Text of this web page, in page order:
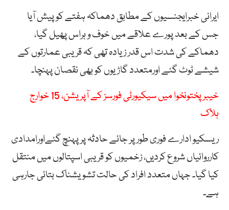
ایرانی خبرایجنسیوں کے مطابق دھماکہ ہفتے کو پیش آیا
جس کے بعد پورے علاقے میں خوف و ہراس پھیل گیا،
دھماکے کی شدت اس قدر زیادہ تھی کہ قریبی عمارتوں کے
شیشے ٹوٹ گئے اورمتعدد گاڑیوں کو بھی نقصان پہنچا۔
خیبر پختونخوا میں سیکیورٹی فورسز کے آپریشن، 15 خوارج
ہلاک
ریسکیو ادارے فوری طور پر جائے حادثہ پر پہنچ گئےاورامدادی
کارروائیاں شروع کردیں، زخمیوں کو قریبی اسپتالوں میں منتقل
کیا گیا۔ جہاں متعدد افراد کی حالت تشویشناک بتائی جارہی
ہے۔